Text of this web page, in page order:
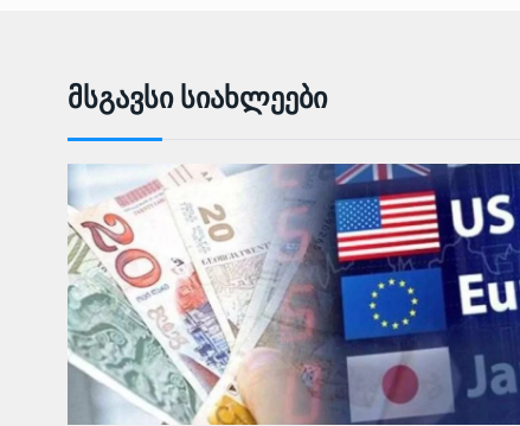
Მსგავსი Სიახლეები